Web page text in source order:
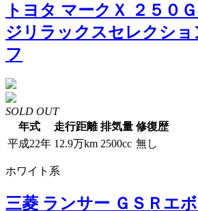
トヨタ マークＸ ２５０
ジリラックスセレクシ
フ
SOLD OUT
年式
走行距離 排気量 修復歴
平成22年 12.9万km 2500cc 無し
ホワイト系
三菱 ランサー ＧＳＲエ